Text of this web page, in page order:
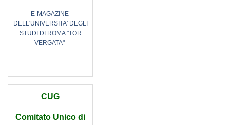
E-MAGAZINE
DELL'UNIVERSITA' DEGLI
STUDI DI ROMA "TOR
VERGATA"
CUG
Comitato Unico di